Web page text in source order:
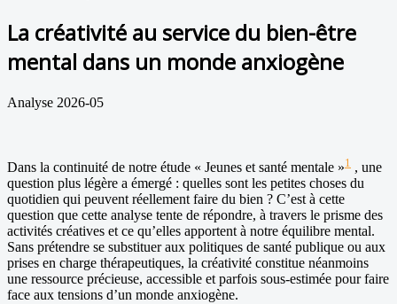
La créativité au service du bien-être
mental dans un monde anxiogène
Analyse 2026-05
Dans la continuité de notre étude « Jeunes et santé mentale »1 , une
question plus légère a émergé : quelles sont les petites choses du
quotidien qui peuvent réellement faire du bien ? C’est à cette
question que cette analyse tente de répondre, à travers le prisme des
activités créatives et ce qu’elles apportent à notre équilibre mental.
Sans prétendre se substituer aux politiques de santé publique ou aux
prises en charge thérapeutiques, la créativité constitue néanmoins
une ressource précieuse, accessible et parfois sous-estimée pour faire
face aux tensions d’un monde anxiogène.